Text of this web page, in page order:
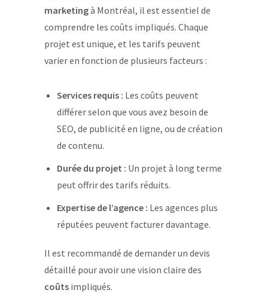
marketingà Montréal, il est essentiel de
comprendre les coûts impliqués. Chaque
projet est unique, et les tarifs peuvent
varier en fonction de plusieurs facteurs :
Services requis : Les coûts peuvent
différer selon que vous avez besoin de
SEO, de publicité en ligne, ou de création
de contenu.
Durée du projet : Un projet à long terme
peut offrir des tarifs réduits.
Expertise de l’agence : Les agences plus
réputées peuvent facturer davantage.
Il est recommandé de demander un devis
détaillé pour avoir une vision claire des
coûts impliqués.